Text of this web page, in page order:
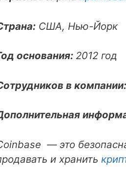
США, Нью-Йорк
основания: 2012 год
в компании:
— это
и хранить